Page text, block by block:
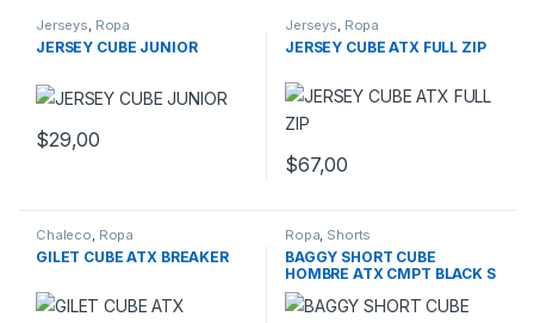
Jerseys, Ropa
JERSEY CUBE JUNIOR
$29,00
Este producto tiene múltiples variantes. Las opciones se
Jerseys, Ropa
JERSEY CUBE ATX FULL ZIP
$67,00
Chaleco, Ropa
GILET CUBE ATX BREAKER
Ropa, Shorts
BAGGY SHORT CUBE
HOMBRE ATX CMPT BLACK S